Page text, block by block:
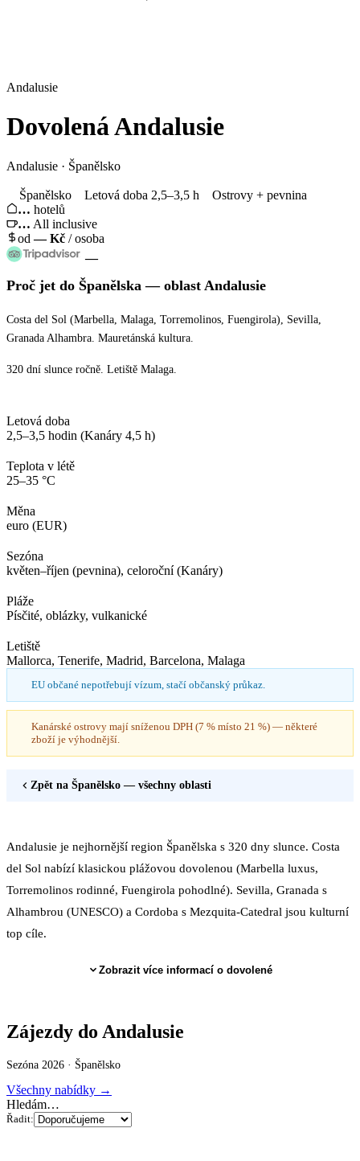
Andalusie
DovolenáAndalusie
Andalusie · Španělsko
Španělsko Letová doba 2,5–3,5 h
Ostrovy + pevnina
… hotelů
… All inclusive
od—Kč / osoba
—
Proč jet do Španělska — oblast Andalusie
Costa del Sol (Marbella, Malaga, Torremolinos, Fuengirola), Sevilla,
Granada Alhambra. Mauretánská kultura.
320 dní slunce ročně. Letiště Malaga.
Letová doba
2,5–3,5 hodin (Kanáry 4,5 h)
Teplota v létě
25–35 °C
Měna
euro (EUR)
Sezóna
květen–říjen (pevnina), celoroční (Kanáry)
Pláže
Písčité, oblázky, vulkanické
Letiště
Mallorca, Tenerife, Madrid, Barcelona, Malaga
EU občané nepotřebují vízum, stačí občanský průkaz.
Kanárské ostrovy mají sníženou DPH (7 % místo 21 %) — některé
zboží je výhodnější.
Zpět na Španělsko — všechny oblasti
Andalusie je nejhornější region Španělska s 320 dny slunce. Costa
del Sol nabízí klasickou plážovou dovolenou (Marbella luxus,
Torremolinos rodinné, Fuengirola pohodlné). Sevilla, Granada s
Alhambrou (UNESCO) a Cordoba s Mezquita-Catedral jsou kulturní
top cíle.
Zobrazit více informací o dovolené
Zájezdy do Andalusie
Sezóna 2026 · Španělsko
Všechny nabídky →
Hledám…
Řadit: